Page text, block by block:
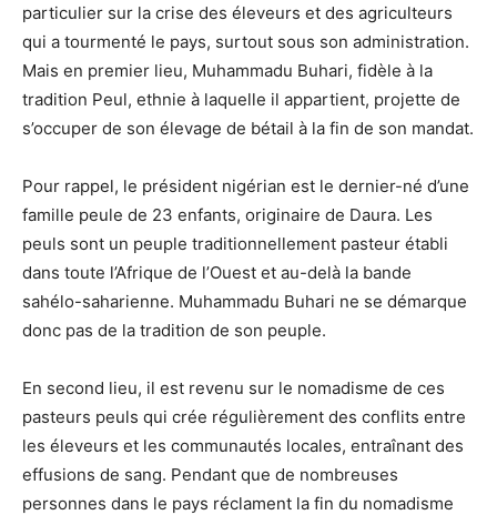
particulier sur la crise des éleveurs et des agriculteurs
qui a tourmenté le pays, surtout sous son administration.
Mais en premier lieu, Muhammadu Buhari, fidèle à la
tradition Peul, ethnie à laquelle il appartient, projette de
s’occuper de son élevage de bétail à la fin de son mandat.
Pour rappel, le président nigérian est le dernier-né d’une
famille peule de 23 enfants, originaire de Daura. Les
peuls sont un peuple traditionnellement pasteur établi
dans toute l’Afrique de l’Ouest et au-delà la bande
sahélo-saharienne. Muhammadu Buhari ne se démarque
donc pas de la tradition de son peuple.
En second lieu, il est revenu sur le nomadisme de ces
pasteurs peuls qui crée régulièrement des conflits entre
les éleveurs et les communautés locales, entraînant des
effusions de sang. Pendant que de nombreuses
personnes dans le pays réclament la fin du nomadisme